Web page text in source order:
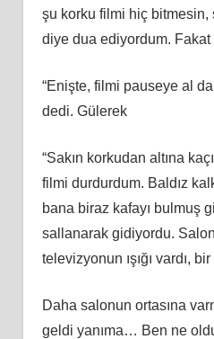
şu korku filmi hiç bitmesin,
diye dua ediyordum. Fakat
“Enişte, filmi pauseye al
dedi. Gülerek
“Sakın korkudan altına
filmi durdurdum. Baldız
bana biraz kafayı bulmuş
sallanarak gidiyordu.
televizyonun ışığı vardı,
Daha salonun ortasına
geldi yanıma… Ben ne